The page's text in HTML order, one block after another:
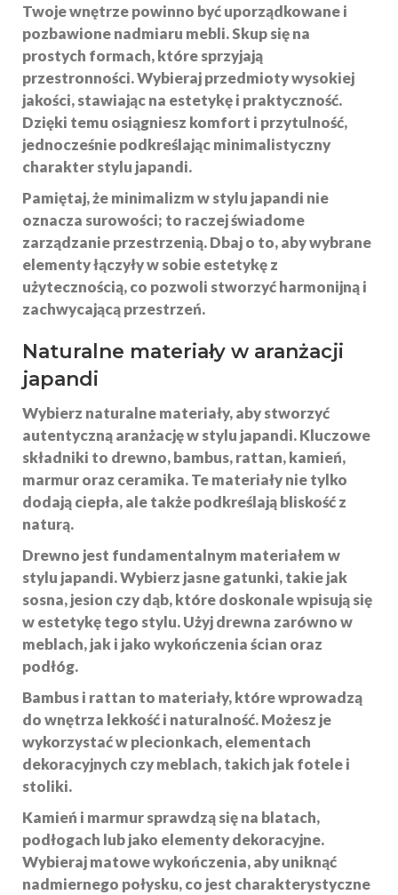
Twoje wnętrze powinno być uporządkowane i
pozbawione nadmiaru mebli. Skup się na
prostych formach, które sprzyjają
przestronności. Wybieraj przedmioty wysokiej
jakości, stawiając na estetykę i praktyczność.
Dzięki temu osiągniesz komfort i przytulność,
jednocześnie podkreślając minimalistyczny
charakter stylu japandi.
Pamiętaj, że minimalizm w stylu japandi nie
oznacza surowości; to raczej świadome
zarządzanie przestrzenią. Dbaj o to, aby wybrane
elementy łączyły w sobie estetykę z
użytecznością, co pozwoli stworzyć harmonijną i
zachwycającą przestrzeń.
Naturalne materiały w aranżacji
japandi
Wybierz naturalne materiały, aby stworzyć
autentyczną aranżację w stylu japandi. Kluczowe
składniki to drewno,bambus,rattan,kamień,
marmuroraz ceramika. Te materiały nie tylko
dodają ciepła, ale także podkreślają bliskość z
naturą.
Drewno jest fundamentalnym materiałem w
stylu japandi. Wybierz jasne gatunki, takie jak
sosna, jesion czy dąb, które doskonale wpisują się
w estetykę tego stylu. Użyj drewna zarówno w
meblach, jak i jako wykończenia ścian oraz
podłóg.
Bambusi rattan to materiały, które wprowadzą
do wnętrza lekkość i naturalność. Możesz je
wykorzystać w plecionkach, elementach
dekoracyjnych czy meblach, takich jak fotele i
stoliki.
Kamień i marmursprawdzą się na blatach,
podłogach lub jako elementy dekoracyjne.
Wybieraj matowe wykończenia, aby uniknąć
nadmiernego połysku, co jest charakterystyczne